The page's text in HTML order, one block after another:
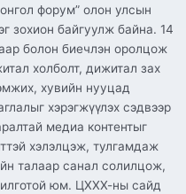
форум” олон улсын
зохион байгуулж байна. 14
болон биечлэн оролцож
холболт, дижитал зах
хувийн нууцад
хэрэгжүүлэх сэдвээр
медиа контентыг
хэлэлцэж, тулгамдаж
талаар санал солилцож,
юм. ЦХХХ-ны сайд